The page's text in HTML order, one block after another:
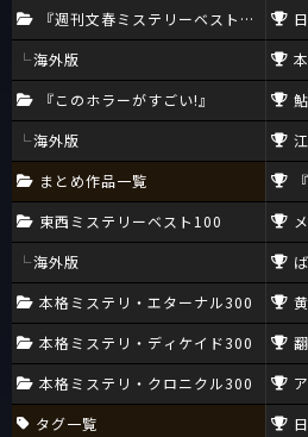
『週刊文春ミステリーベスト10』
海外版
『このホラーがすごい!』
海外版
まとめ作品一覧
東西ミステリーベスト100
海外版
本格ミステリ・エターナル300
本格ミステリ・ディケイド300
本格ミステリ・クロニクル300
タグ一覧